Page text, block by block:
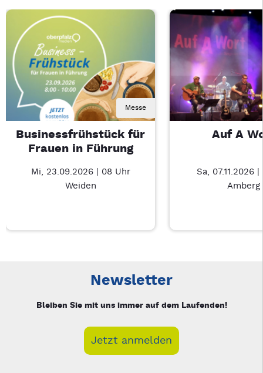
Messe
Businessfrühstück für
Frauen in Führung
Mi, 23.09.2026 | 08 Uhr
Weiden
Auf A
Sa, 07.11.2026
Amberg
Newsletter
Bleiben Sie mit uns immer auf dem Laufenden!
Jetzt anmelden